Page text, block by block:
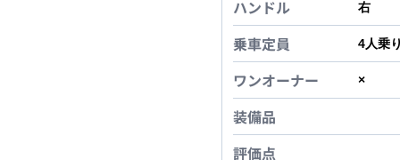
ハンドル 右
乗車定員 4人乗り
ワンオーナー ×
装備品
評価点